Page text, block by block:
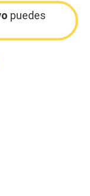
puedes